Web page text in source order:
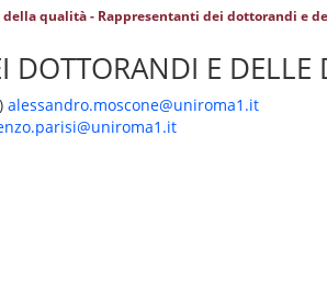
della qualità - Rappresentanti dei dottorandi e
DOTTORANDI E DELLE
alessandro.moscone@uniroma1.it